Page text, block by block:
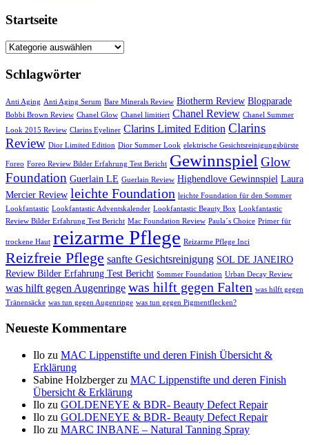
Startseite
Startseite
Schlagwörter
Anti Aging Anti Aging Serum Bare Minerals Review Biotherm Review Blogparade
Bobbi Brown Review Chanel Glow Chanel limitiert Chanel Review Chanel Summer
Look 2015 Review Clarins Eyeliner Clarins Limited Edition Clarins
Review Dior Limited Edition Dior Summer Look elektrische Gesichtsreinigungsbürste
Foreo Foreo Review Bilder Erfahrung Test Bericht GewinnspielGlow
Foundation Guerlain LE Guerlain Review Highendlove Gewinnspiel Laura
Mercier Review leichte Foundation leichte Foundation für den Sommer
Lookfantastic Lookfantastic Adventskalender Lookfantastic Beauty Box Lookfantastic
Review Bilder Erfahrung Test Bericht Mac Foundation Review Paula´s Choice Primer für
trockene Haut reizarme Pflege Reizarme Pflege Inci
Reizfreie Pflege sanfte Gesichtsreinigung SOL DE JANEIRO
Review Bilder Erfahrung Test Bericht Sommer Foundation Urban Decay Review
was hilft gegen Augenringe was hilft gegen Falten was hilft gegen
Tränensäcke was tun gegen Augenringe was tun gegen Pigmentflecken?
Neueste Kommentare
Ilo zu MAC Lippenstifte und deren Finish Übersicht &
Erklärung
Sabine Holzbergerzu MAC Lippenstifte und deren Finish
Übersicht & Erklärung
Ilo zu GOLDENEYE & BDR- Beauty Defect Repair
Ilo zu GOLDENEYE & BDR- Beauty Defect Repair
Ilo zu MARC INBANE – Natural Tanning Spray